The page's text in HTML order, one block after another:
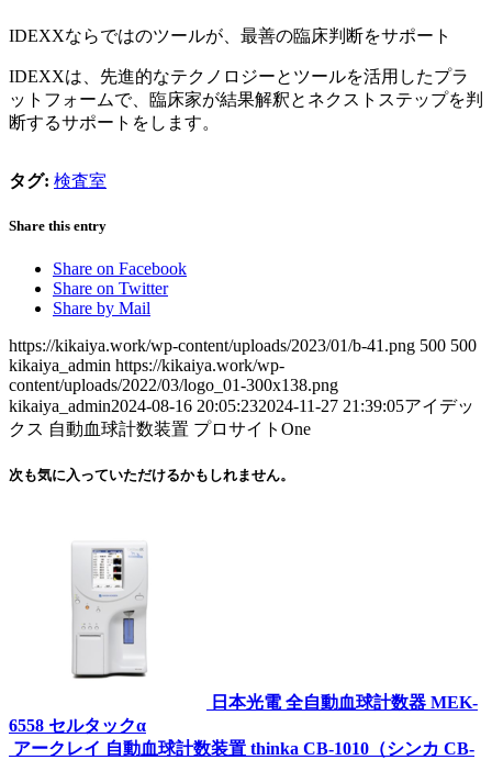
IDEXXならではのツールが、最善の臨床判断をサポート
IDEXXは、先進的なテクノロジーとツールを活用したプラ
ットフォームで、臨床家が結果解釈とネクストステップを判
断するサポートをします。
タグ: 検査室
Share this entry
Share on Facebook
Share on Twitter
Share by Mail
https://kikaiya.work/wp-content/uploads/2023/01/b-41.png 500 500
kikaiya_admin https://kikaiya.work/wp-
content/uploads/2022/03/logo_01-300x138.png
kikaiya_admin2024-08-16 20:05:232024-11-27 21:39:05アイデッ
クス 自動血球計数装置 プロサイトOne
次も気に入っていただけるかもしれません。
日本光電 全自動血球計数器 MEK-
6558 セルタックα
アークレイ 自動血球計数装置 thinka CB-1010（シンカ CB-